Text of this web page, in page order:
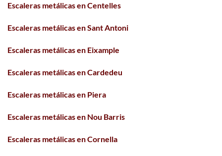
Escaleras metálicas en Centelles
Escaleras metálicas en Sant Antoni
Escaleras metálicas en Eixample
Escaleras metálicas en Cardedeu
Escaleras metálicas en Piera
Escaleras metálicas en Nou Barris
Escaleras metálicas en Cornella